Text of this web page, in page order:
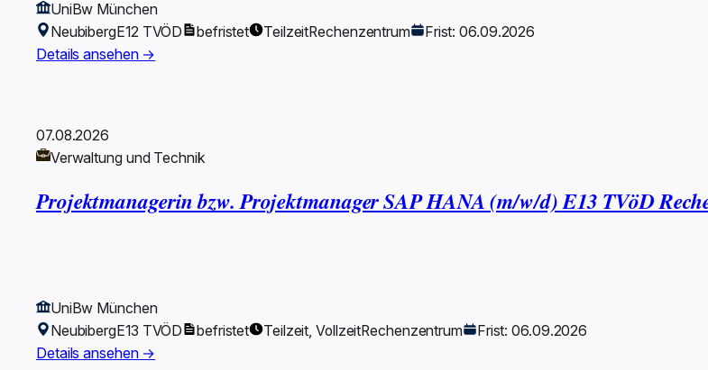
UniBw München
NeubibergE12 TVÖD befristet TeilzeitRechenzentrum
Frist: 06.09.2026
Details ansehen →
07.08.2026
Verwaltung und Technik
Projektmanagerin bzw. Projektmanager SAP HANA (m/w/d) E13 TVöD
UniBw München
NeubibergE13 TVÖD befristet Teilzeit, VollzeitRechenzentrum
Frist: 06.09.2026
Details ansehen →